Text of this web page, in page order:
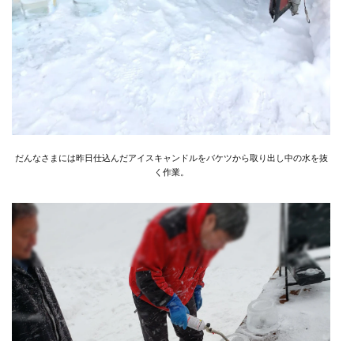
だんなさまには昨日仕込んだアイスキャンドルをバケツから取り出し中の水を抜
く作業。